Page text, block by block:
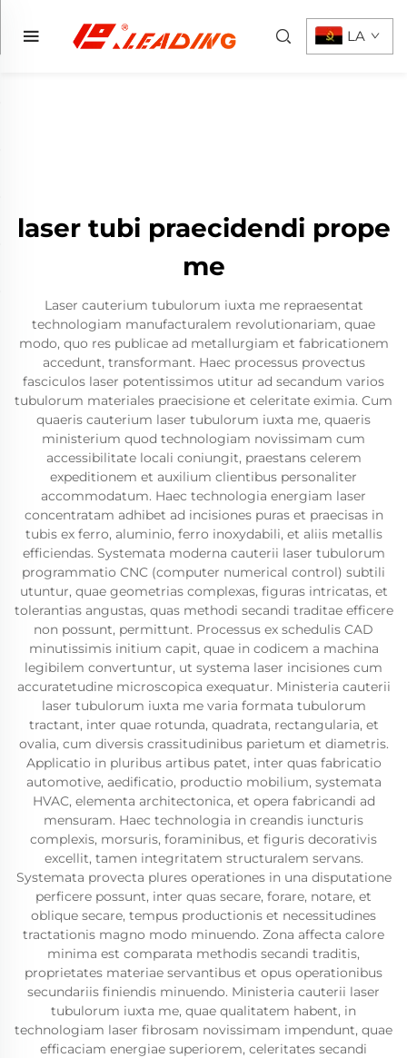
LA
laser tubi praecidendi prope
me
Laser cauterium tubulorum iuxta me repraesentat
technologiam manufacturalem revolutionariam, quae
modo, quo res publicae ad metallurgiam et fabricationem
accedunt, transformant. Haec processus provectus
fasciculos laser potentissimos utitur ad secandum varios
tubulorum materiales praecisione et celeritate eximia. Cum
quaeris cauterium laser tubulorum iuxta me, quaeris
ministerium quod technologiam novissimam cum
accessibilitate locali coniungit, praestans celerem
expeditionem et auxilium clientibus personaliter
accommodatum. Haec technologia energiam laser
concentratam adhibet ad incisiones puras et praecisas in
tubis ex ferro, aluminio, ferro inoxydabili, et aliis metallis
efficiendas. Systemata moderna cauterii laser tubulorum
programmatio CNC (computer numerical control) subtili
utuntur, quae geometrias complexas, figuras intricatas, et
tolerantias angustas, quas methodi secandi traditae efficere
non possunt, permittunt. Processus ex schedulis CAD
minutissimis initium capit, quae in codicem a machina
legibilem convertuntur, ut systema laser incisiones cum
accuratetudine microscopica exequatur. Ministeria cauterii
laser tubulorum iuxta me varia formata tubulorum
tractant, inter quae rotunda, quadrata, rectangularia, et
ovalia, cum diversis crassitudinibus parietum et diametris.
Applicatio in pluribus artibus patet, inter quas fabricatio
automotive, aedificatio, productio mobilium, systemata
HVAC, elementa architectonica, et opera fabricandi ad
mensuram. Haec technologia in creandis iuncturis
complexis, morsuris, foraminibus, et figuris decorativis
excellit, tamen integritatem structuralem servans.
Systemata provecta plures operationes in una disputatione
perficere possunt, inter quas secare, forare, notare, et
oblique secare, tempus productionis et necessitudines
tractationis magno modo minuendo. Zona affecta calore
minima est comparata methodis secandi traditis,
proprietates materiae servantibus et opus operationibus
secundariis finiendis minuendo. Ministeria cauterii laser
tubulorum iuxta me, quae qualitatem habent, in
technologiam laser fibrosam novissimam impendunt, quae
efficaciam energiae superiorem, celeritates secandi